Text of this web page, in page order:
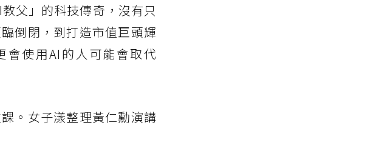
父」的科技傳奇，沒有只
倒閉，到打造市值巨頭輝
會使用AI的人可能會取代
。女子漾整理黃仁勳演講